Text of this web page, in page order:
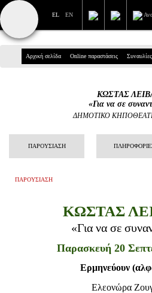
EN
EL
Πανεπιστημίου 39,
info@ticketservices.gr
Σύνδεση/Εγγραφή
Πληροφορίες
Είσοδος διαχειριστή
Αρχική σελίδα Online παραστάσεις Συναυλίες
ΚΩΣΤΑΣ
«Για να σε
ΔΗΜΟΤΙΚΟ
ΠΑΡΟΥΣΙΑΣΗ
ΠΑΡΟΥΣΙΑΣΗ
ΚΩΣΤΑΣ
«Για να σε
Παρασκευή 20
Ερμηνεύουν
Ελεονώρα